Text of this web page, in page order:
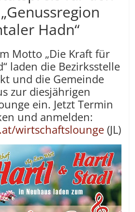
Hadn“
Motto „Die Kraft für
laden die Bezirksstelle
und die Gemeinde
zur diesjährigen
ein. Jetzt Termin
und anmelden:
wirtschaftslounge(JL)